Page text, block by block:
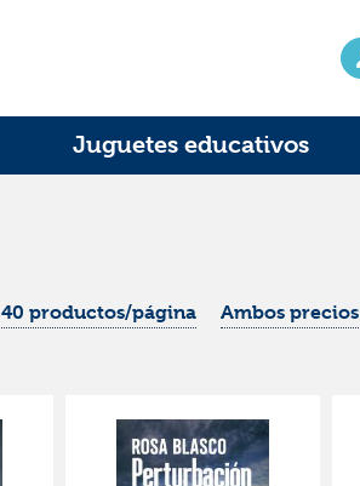
Juguetes educativos
40 productos/página Ambos precios